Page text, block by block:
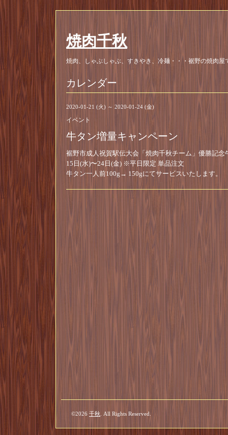
焼肉千秋
焼肉、しゃぶしゃぶ、すきやき、冷麺・・・裾野の焼肉屋
カレンダー
2020-01-21 (火) ～ 2020-01-24 (金)
イベント
牛タン増量キャンペーン
裾野市成人祝賀駅伝大会「焼肉千秋チーム」優勝記念
15日(水)〜24日(金) ※平日限定 単品注文
牛タン一人前100g→ 150gにてサービスいたします。
©2026 千秋 . All Rights Reserved.